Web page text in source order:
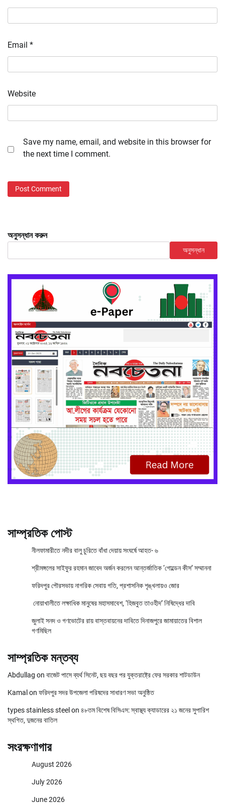
Email *
Website
Save my name, email, and website in this browser for
the next time I comment.
অনুসন্ধান করুন
অনুসন্ধান
সাম্প্রতিক পোস্ট
নীলফামারীতে নদীর বালু চুরিতে বাঁধা দেয়ায় সংঘর্ষে আহত- ৬
শ্রীমঙ্গলের সাইফুর রহমান জাবেদ অর্জন করলেন আন্তর্জাতিক ‘গোল্ডেন কীস’ সম্মাননা
ফরিদপুর পৌরসভায় নাগরিক সেবায় গতি, প্রশাসনিক শৃঙ্খলায়ও জোর
নোয়াখালীতে লক্ষাধিক মানুষের মহাসমাবেশ, ‘হিজবুত তাওহীদ’ নিষিদ্ধের দাবি
জুলাই সনদ ও গণভোটের রায় বাস্তবায়নের দাবিতে দিনাজপুরে জামায়াতের বিশাল
গণমিছিল
সাম্প্রতিক মন্তব্য
Abdullag on বাজেট পাসে ব্যর্থ সিনেট, ছয় বছর পর যুক্তরাষ্ট্রে ফের সরকার শাটডাউন
Kamal on ফরিদপুর সদর উপজেলা পরিষদের সাধারণ সভা অনুষ্ঠিত
types stainless steel on ৪৮তম বিশেষ বিসিএস: স্বাস্থ্য ক্যাডারের ২১ জনের সুপারিশ
স্থগিত, দুজনের বাতিল
সংরক্ষণাগার
August 2026
July 2026
June 2026